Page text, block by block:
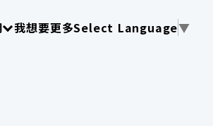
操作選單
請使用 TAB 操作選單
我想要更多Select Language▼